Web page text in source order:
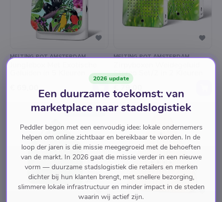
MELTING POT AMSTERDAM MELTING POT AMSTERDAM
Stereo Set/2 in 2 Kleuren
€ 79,00
UITGELICHT
2026 update
Een duurzame toekomst: van
marketplace naar stadslogistiek
Peddler begon met een eenvoudig idee: lokale ondernemers
helpen om online zichtbaar en bereikbaar te worden. In de
loop der jaren is die missie meegegroeid met de behoeften
van de markt. In 2026 gaat die missie verder in een nieuwe
vorm — duurzame stadslogistiek die retailers en merken
dichter bij hun klanten brengt, met snellere bezorging,
slimmere lokale infrastructuur en minder impact in de steden
waarin wij actief zijn.